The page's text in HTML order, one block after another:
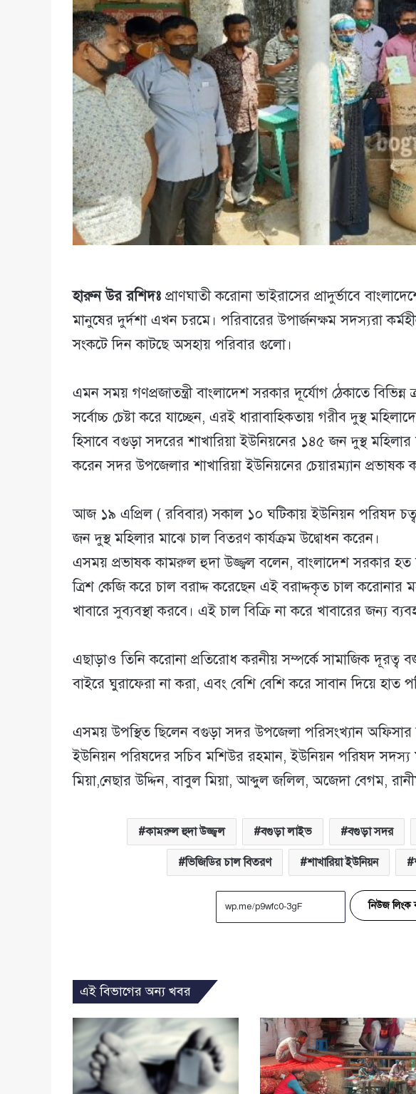
হারুন উর রশিদঃ প্রাণঘাতী করোনা ভাইরাসের প্রাদুর্ভাবে
মানুষের দুর্দশা এখন চরমে। পরিবারের উপার্জনক্ষম সদস্যরা
সংকটে দিন কাটছে অসহায় পরিবার গুলো।
এমন সময় গণপ্রজাতন্ত্রী বাংলাদেশ সরকার দূর্যোগ ঠেকাতে
সর্বোচ্চ চেষ্টা করে যাচ্ছেন, এরই ধারাবাহিকতায় গরীব দুস্থ
হিসাবে বগুড়া সদরের শাখারিয়া ইউনিয়নের ১৪৫ জন দুস্থ
করেন সদর উপজেলার শাখারিয়া ইউনিয়নের চেয়ারম্যান প্রভাষক
আজ ১৯ এপ্রিল ( রবিবার) সকাল ১০ ঘটিকায় ইউনিয়ন পরিষদ
জন দুস্থ মহিলার মাঝে চাল বিতরণ কার্যক্রম উদ্বোধন করেন।
এসময় প্রভাষক কামরুল হুদা উজ্জ্বল বলেন, বাংলাদেশ সরকার হত
ত্রিশ কেজি করে চাল বরাদ্দ করেছেন এই বরাদ্দকৃত চাল করোনার
খাবারে সুব্যবস্থা করবে। এই চাল বিক্রি না করে খাবারের জন্য
এছাড়াও তিনি করোনা প্রতিরোধ করনীয় সম্পর্কে সামাজিক দূরত্ব
বাইরে ঘুরাফেরা না করা, এবং বেশি বেশি করে সাবান দিয়ে হাত
এসময় উপস্থিত ছিলেন বগুড়া সদর উপজেলা পরিসংখ্যান
ইউনিয়ন পরিষদের সচিব মশিউর রহমান, ইউনিয়ন পরিষদ
মিয়া,নেছার উদ্দিন, বাবুল মিয়া, আব্দুল জলিল, অজেদা বেগম,
কামরুল হুদা উজ্জ্বল বগুড়া লাইভ বগুড়া সদর
ভিজিডির চাল বিতরণ শাখারিয়া ইউনিয়ন
নিউজ
এই বিভাগের অন্য খবর